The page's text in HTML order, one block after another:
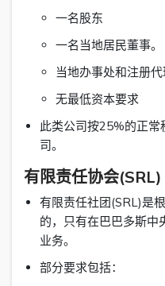
一名股东
一名当地居民董事。
当地办事处和注册
无最低资本要求
此类公司按25%的正
司。
有限责任协会(SRL)
有限责任社团(SRL)是
的，只有在巴巴多斯中
业务。
部分要求包括：